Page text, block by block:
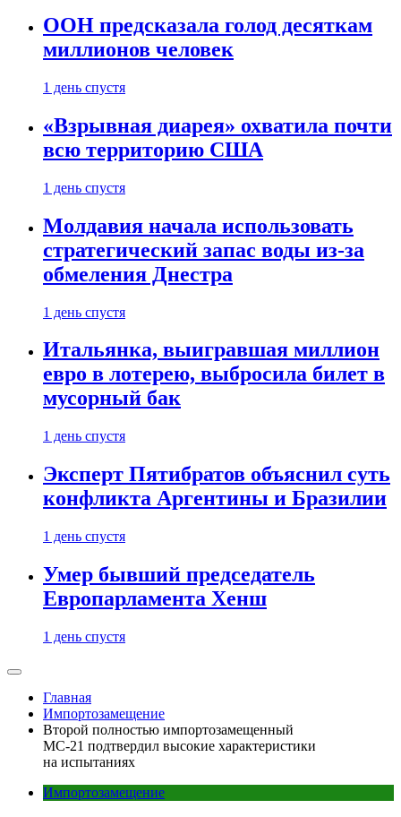
ООН предсказала голод десяткам
миллионов человек
1 день спустя
«Взрывная диарея» охватила почти
всю территорию США
1 день спустя
Молдавия начала использовать
стратегический запас воды из-за
обмеления Днестра
1 день спустя
Итальянка, выигравшая миллион
евро в лотерею, выбросила билет в
мусорный бак
1 день спустя
Эксперт Пятибратов объяснил суть
конфликта Аргентины и Бразилии
1 день спустя
Умер бывший председатель
Европарламента Хенш
1 день спустя
Главная
Импортозамещение
Второй полностью импортозамещенный
МС-21 подтвердил высокие характеристики
на испытаниях
Импортозамещение